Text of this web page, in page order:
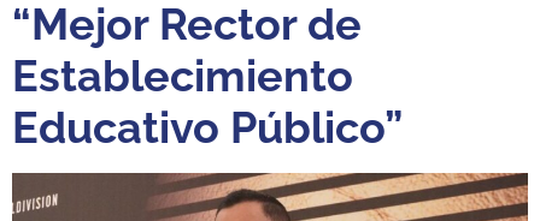
“Mejor Rector de
Establecimiento
Educativo Público”